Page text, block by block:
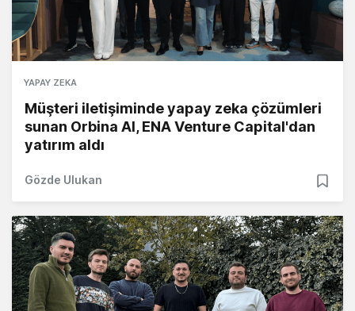
YAPAY ZEKA
Müşteri iletişiminde yapay zeka çözümleri
sunan Orbina AI, ENA Venture Capital'dan
yatırım aldı
Gözde Ulukan